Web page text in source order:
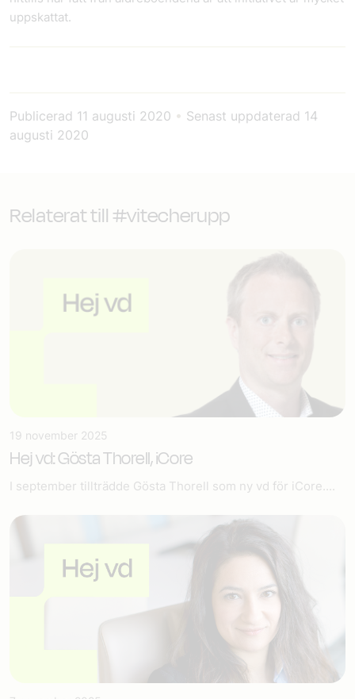
uppskattat.
Publicerad 11 augusti 2020 • Senast uppdaterad 14
augusti 2020
Relaterat till #vitecherupp
19 november 2025
Hej vd: Gösta Thorell, iCore
I september tillträdde Gösta Thorell som ny vd för iCore....